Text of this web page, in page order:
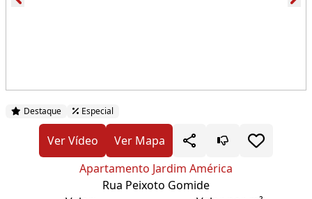
Destaque Especial
Ver Vídeo
Ver Mapa
Apartamento Jardim América
Rua Peixoto Gomide